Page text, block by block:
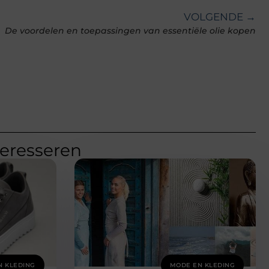
VOLGENDE →
De voordelen en toepassingen van essentiële olie kopen
KLEDING MODE EN KLEDING